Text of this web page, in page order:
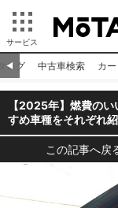
サービス
◀︎
ログ 中古車検索 カ
【2025年】燃費の
すめ車種をそれぞれ
この記事へ戻